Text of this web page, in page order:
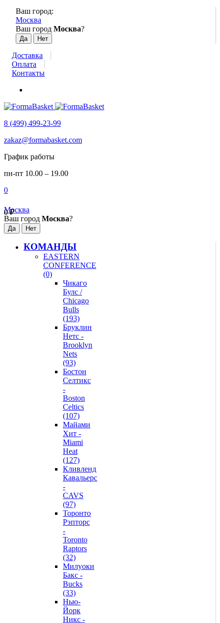
Ваш город:
Москва
Ваш город Москва?
Доставка
Оплата
Контакты
8 (499) 499-23-99
zakaz@formabasket.com
График работы
пн-пт 10.00 – 19.00
0
0₽
Москва
Ваш город Москва?
КОМАНДЫ
EASTERN
CONFERENCE
(0)
Чикаго
Булс /
Chicago
Bulls
(193)
Бруклин
Нетс -
Brooklyn
Nets
(93)
Бостон
Селтикс
-
Boston
Celtics
(107)
Майами
Хит -
Miami
Heat
(127)
Кливленд
Кавальерс
-
CAVS
(97)
Торонто
Рэпторс
-
Toronto
Raptors
(32)
Милуоки
Бакс -
Bucks
(33)
Нью-
Йорк
Никс -